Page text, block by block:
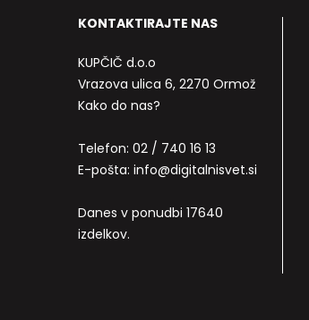
KONTAKTIRAJTE NAS
KUPČIČ d.o.o
Vrazova ulica 6, 2270 Ormož
Kako do nas?
Telefon: 02 / 740 16 13
E-pošta: info@digitalnisvet.si
Danes v ponudbi 17640
izdelkov.